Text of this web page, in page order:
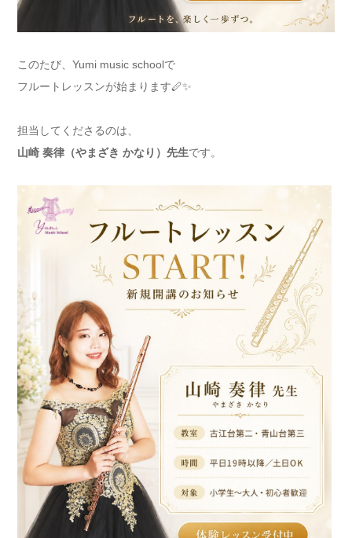
このたび、Yumi music schoolで
フルートレッスンが始まります🪈✨
担当してくださるのは、
山崎 奏律（やまざき かなり）先生です。